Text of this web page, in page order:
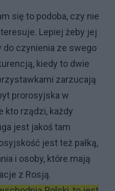
się to podoba, czy nie
Lepiej żeby jej
do czynienia ze swego
kiedy to dwie
zarzucają
prorosyjska w
kto rządzi, każdy
jest jakoś tam
jest też pałką,
i osoby, które mają
z Rosją.